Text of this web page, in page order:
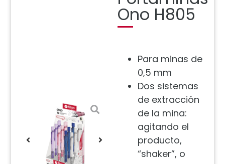
Ono H805
Para minas de
0,5 mm
Dos sistemas
de extracción
de la mina:
agitando el
producto,
“shaker”, o